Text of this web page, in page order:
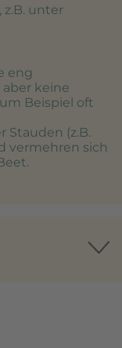
unter
eng
keine
Beispiel oft
Stauden (z.B.
vermehren sich